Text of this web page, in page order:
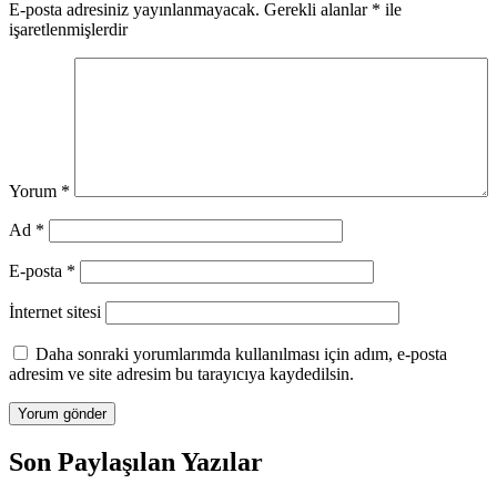
E-posta adresiniz yayınlanmayacak. Gerekli alanlar * ile
işaretlenmişlerdir
Yorum *
Ad *
E-posta *
İnternet sitesi
Daha sonraki yorumlarımda kullanılması için adım, e-posta
adresim ve site adresim bu tarayıcıya kaydedilsin.
Son Paylaşılan Yazılar